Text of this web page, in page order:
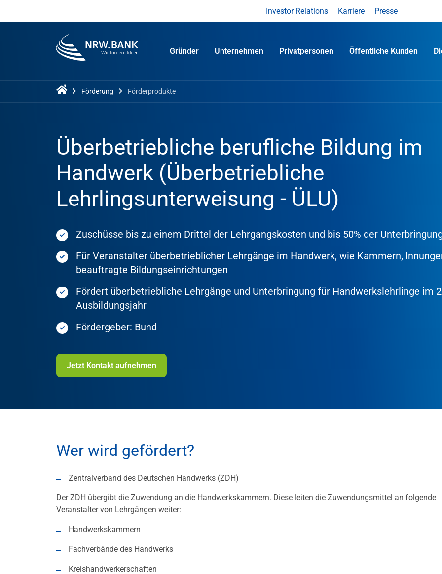
Investor Relations Karriere Presse
Gründer Unternehmen Privatpersonen Öffentliche Kunden
Förderung Förderprodukte
Überbetriebliche berufliche Bildung im
Handwerk (Überbetriebliche
Lehrlingsunterweisung - ÜLU)
Zuschüsse bis zu einem Drittel der Lehrgangskosten und bis 50% der
Für Veranstalter überbetrieblicher Lehrgänge im Handwerk, wie Kammern,
beauftragte Bildungseinrichtungen
Fördert überbetriebliche Lehrgänge und Unterbringung für Handwerkslehrlinge im
Ausbildungsjahr
Fördergeber: Bund
Jetzt Kontakt aufnehmen
Wer wird gefördert?
Zentralverband des Deutschen Handwerks (ZDH)
Der ZDH übergibt die Zuwendung an die Handwerkskammern. Diese leiten die Zuwendungsmittel an folgende
Veranstalter von Lehrgängen weiter:
Handwerkskammern
Fachverbände des Handwerks
Kreishandwerkerschaften